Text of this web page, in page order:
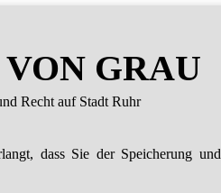
GRAU
Recht auf Stadt Ruhr
dass Sie der Speicherung und